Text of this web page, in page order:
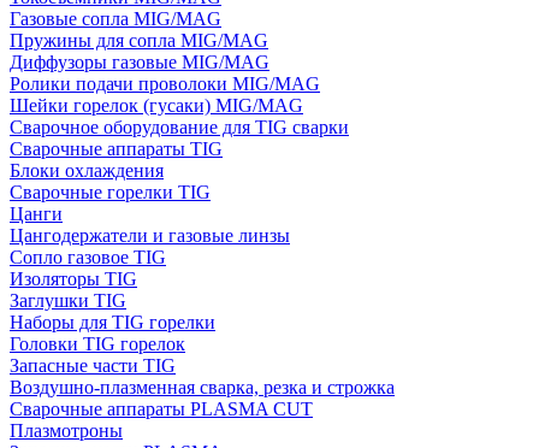
Газовые сопла MIG/MAG
Пружины для сопла MIG/MAG
Диффузоры газовые MIG/MAG
Ролики подачи проволоки MIG/MAG
Шейки горелок (гусаки) MIG/MAG
Сварочное оборудование для TIG сварки
Сварочные аппараты TIG
Блоки охлаждения
Сварочные горелки TIG
Цанги
Цангодержатели и газовые линзы
Сопло газовое TIG
Изоляторы TIG
Заглушки TIG
Наборы для TIG горелки
Головки TIG горелок
Запасные части TIG
Воздушно-плазменная сварка, резка и строжка
Сварочные аппараты PLASMA CUT
Плазмотроны